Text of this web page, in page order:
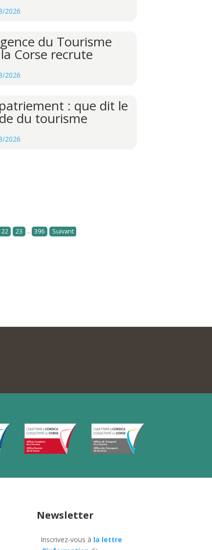
2026
du Tourisme
Corse recrute
2026
: que dit le
du tourisme
2026
22 23 ... 396 Suivant
Newsletter
Inscrivez-vous à la lettre